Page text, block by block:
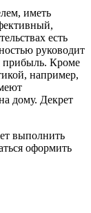
иметь
есть
руководит
прибыль. Кроме
например,
дому. Декрет
выполнить
оформить